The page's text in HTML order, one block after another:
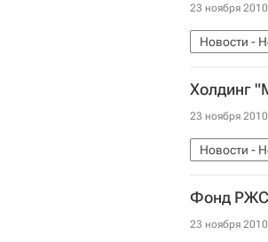
23 ноября
Новости -
Холдинг
23 ноября
Новости -
Фонд РЖС
23 ноября